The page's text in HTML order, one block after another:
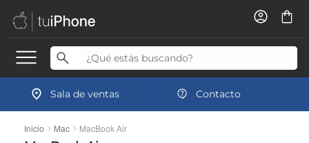
Sala de ventas Contacto
Inicio Mac MacBook Air